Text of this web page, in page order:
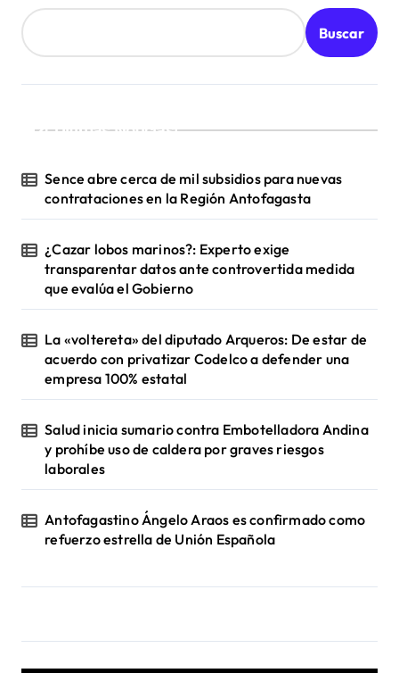
Buscar
¡Ultimas Noticias!
Sence abre cerca de mil subsidios para nuevas
contrataciones en la Región Antofagasta
¿Cazar lobos marinos?: Experto exige
transparentar datos ante controvertida medida
que evalúa el Gobierno
La «voltereta» del diputado Arqueros: De estar de
acuerdo con privatizar Codelco a defender una
empresa 100% estatal
Salud inicia sumario contra Embotelladora Andina
y prohíbe uso de caldera por graves riesgos
laborales
Antofagastino Ángelo Araos es confirmado como
refuerzo estrella de Unión Española